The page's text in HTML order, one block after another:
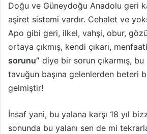
Doğu ve Güneydoğu Anadolu geri
aşiret sistemi vardır. Cehalet ve
Apo gibi geri, ilkel, vahşi, obur,
ortaya çıkmış, kendi çıkarı,
sorunu” diye bir sorun çıkarmış,
tavuğun başına gelenlerden beteri
gelmiştir!
İnsaf yani, bu yalana karşı 18 yıl
sonunda bu yalanı sen de mi